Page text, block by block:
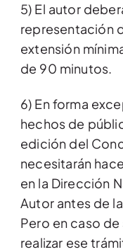
5) El autor
representación
extensión
de 90 minutos.
6) En forma
hechos de
edición del
necesitarán
en la Dirección
Autor antes de
Pero en caso
realizar ese